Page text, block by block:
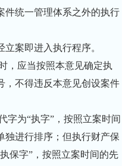
件统一管理体系之外的执行
立案即进入执行程序。
，应当按照本意见确定执
，不得违反本意见创设案件
字为“执字”，按照立案时间
独进行排序；但执行财产保
保字”，按照立案时间的先